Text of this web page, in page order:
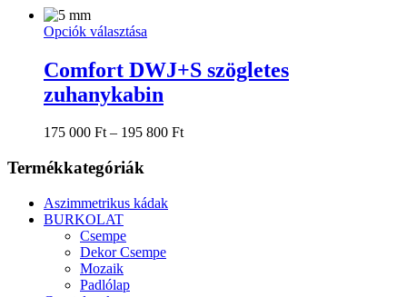
Opciók választása
terméknek
több
variációja
A
ki
Comfort DWJ+S szögletes
zuhanykabin
175 000 Ft – 195 800 FtÁrtartomány:
Termékkategóriák
Aszimmetrikus kádak
BURKOLAT
Csempe
Dekor Csempe
Mozaik
Padlólap